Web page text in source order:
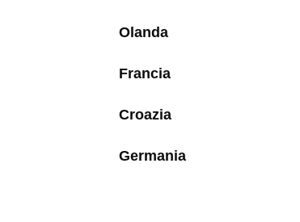
Olanda
Francia
Croazia
Germania